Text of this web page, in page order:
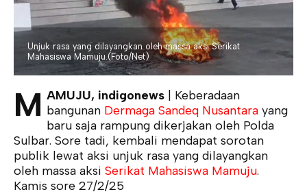
Unjuk rasa yang dilayangkan oleh massa aksi Serikat
Mahasiswa Mamuju.(Foto/Net)
M AMUJU, indigonews | Keberadaan
bangunan Dermaga Sandeq Nusantara yang
baru saja rampung dikerjakan oleh Polda
Sulbar. Sore tadi, kembali mendapat sorotan
publik lewat aksi unjuk rasa yang dilayangkan
oleh massa aksi Serikat Mahasiswa Mamuju.
Kamis sore 27/2/25